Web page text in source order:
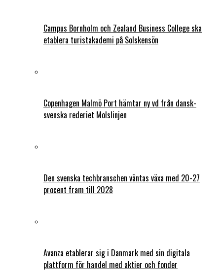
Campus Bornholm och Zealand Business College ska
etablera turistakademi på Solskensön
Copenhagen Malmö Port hämtar ny vd från dansk-
svenska rederiet Molslinjen
Den svenska techbranschen väntas växa med 20-27
procent fram till 2028
Avanza etablerar sig i Danmark med sin digitala
plattform för handel med aktier och fonder